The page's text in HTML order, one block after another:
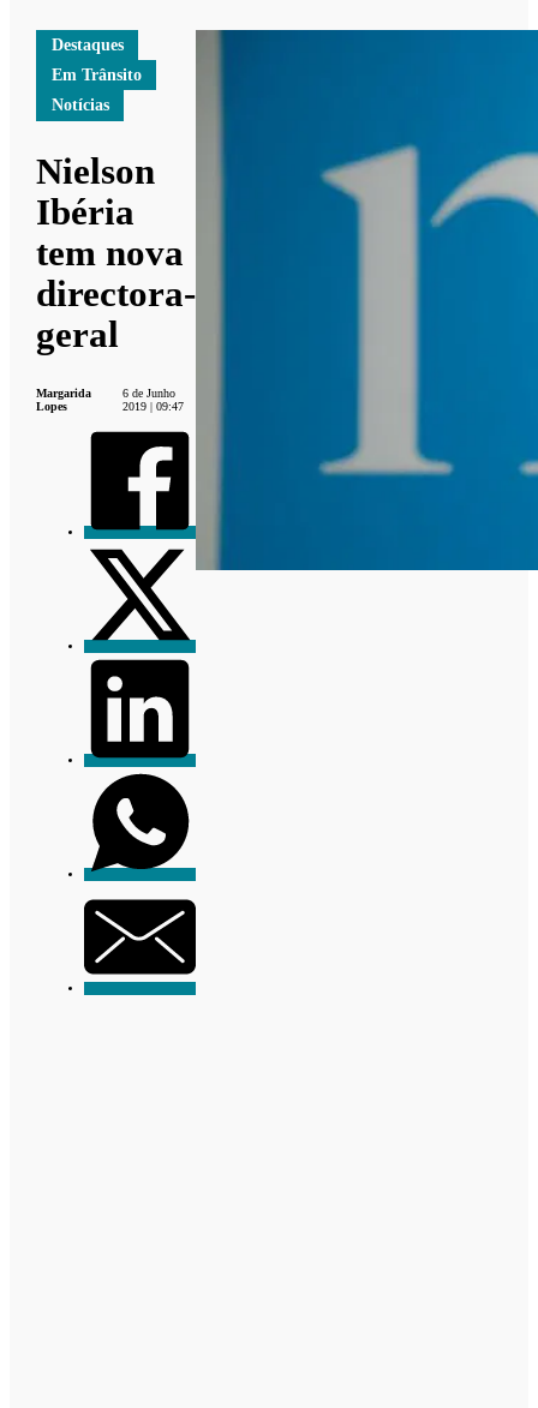
Destaques
Em Trânsito
Notícias
Nielson
Ibéria
tem nova
directora-
geral
Margarida
Lopes
6 de Junho
2019 | 09:47